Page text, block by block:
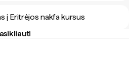
į Eritrėjos nakfa kursus